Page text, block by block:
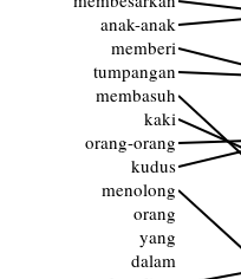
anak-anak
memberi
tumpangan
membasuh
kaki
orang-orang
kudus
menolong
orang
yang
dalam